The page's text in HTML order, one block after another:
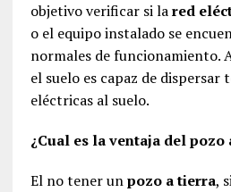
objetivo verificar si lared
o el equipo instalado se
normales de funcionamiento.
el suelo es capaz de dispersar
eléctricas al suelo.
¿Cual es la ventaja del pozo
El no tener unpozo a tierra,